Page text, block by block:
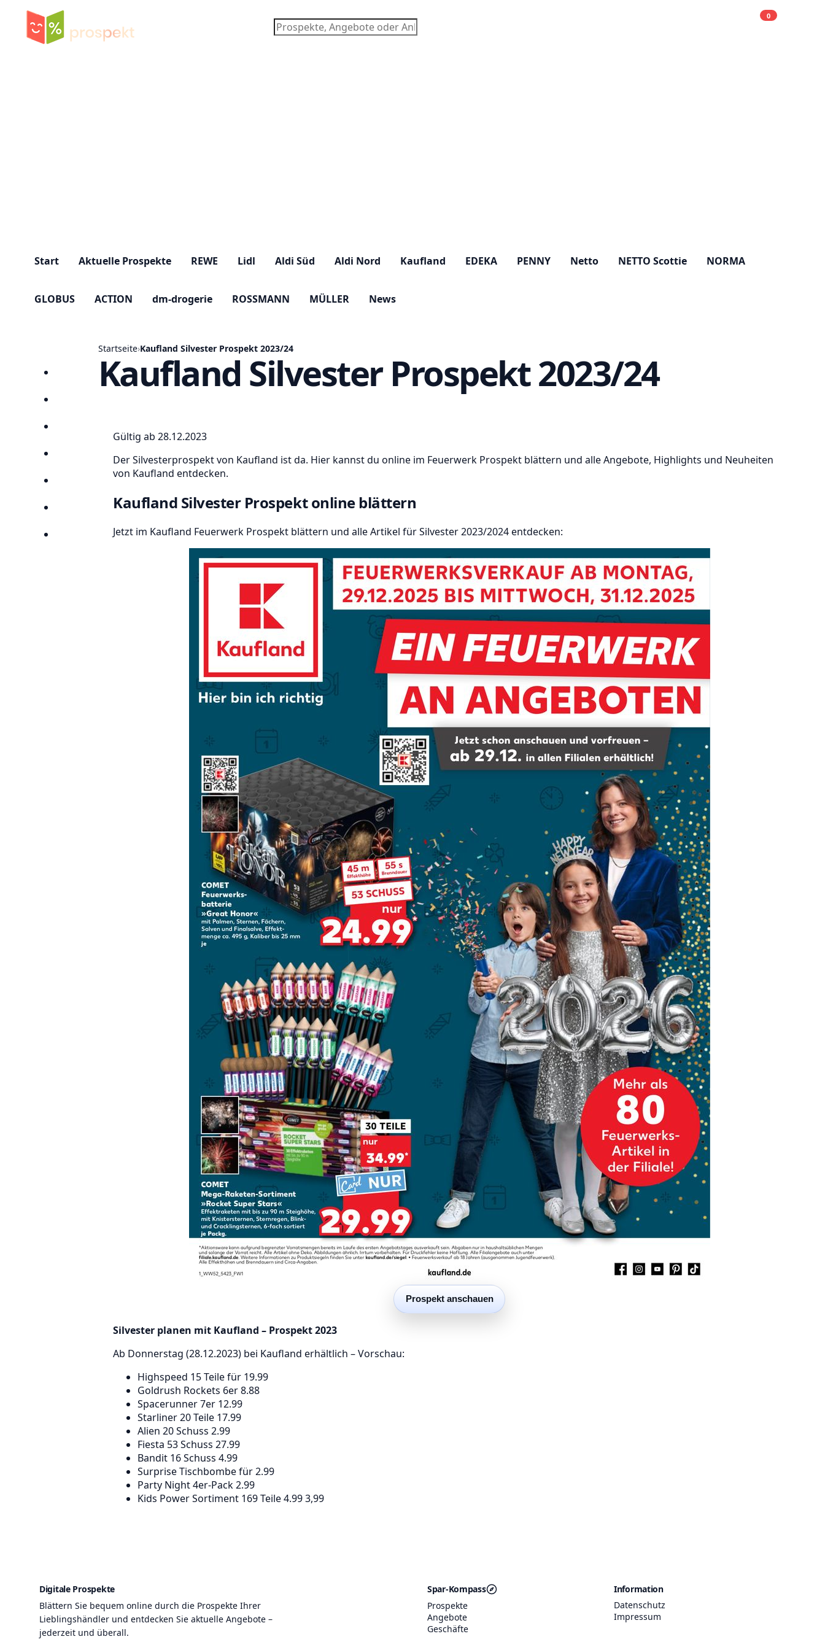
Suchen
0
Start Aktuelle Prospekte REWE Lidl Aldi Süd Aldi Nord Kaufland EDEKA PENNY Netto NETTO Scottie NORMA
GLOBUS ACTION dm-drogerie ROSSMANN MÜLLER News
Startseite
Lieblingsprospekte
Startseite›Kaufland Silvester Prospekt 2023/24
Kaufland Silvester Prospekt 2023/24
Gültig ab 28.12.2023
Der Silvesterprospekt von Kaufland ist da. Hier kannst du online im Feuerwerk Prospekt blättern und alle Angebote, Highlights und Neuheiten
von Kaufland entdecken.
Kaufland Silvester Prospekt online blättern
Jetzt im Kaufland Feuerwerk Prospekt blättern und alle Artikel für Silvester 2023/2024 entdecken:
Prospekt anschauen
Silvester planen mit Kaufland – Prospekt 2023
Ab Donnerstag (28.12.2023) bei Kaufland erhältlich – Vorschau:
Highspeed 15 Teile für 19.99
Goldrush Rockets 6er 8.88
Spacerunner 7er 12.99
Starliner 20 Teile 17.99
Alien 20 Schuss 2.99
Fiesta 53 Schuss 27.99
Bandit 16 Schuss 4.99
Surprise Tischbombe für 2.99
Party Night 4er-Pack 2.99
Kids Power Sortiment 169 Teile 4.99 3,99
Digitale Prospekte
Blättern Sie bequem online durch die Prospekte Ihrer
Lieblingshändler und entdecken Sie aktuelle Angebote –
jederzeit und überall.
Spar-Kompass
Prospekte
Angebote
Geschäfte
Information
Datenschutz
Impressum